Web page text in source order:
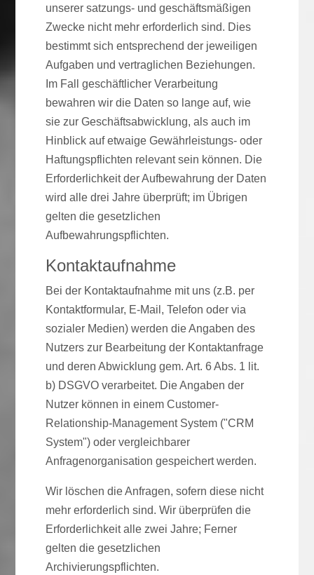
unserer satzungs- und geschäftsmäßigen
Zwecke nicht mehr erforderlich sind. Dies
bestimmt sich entsprechend der jeweiligen
Aufgaben und vertraglichen Beziehungen.
Im Fall geschäftlicher Verarbeitung
bewahren wir die Daten so lange auf, wie
sie zur Geschäftsabwicklung, als auch im
Hinblick auf etwaige Gewährleistungs- oder
Haftungspflichten relevant sein können. Die
Erforderlichkeit der Aufbewahrung der Daten
wird alle drei Jahre überprüft; im Übrigen
gelten die gesetzlichen
Aufbewahrungspflichten.
Kontaktaufnahme
Bei der Kontaktaufnahme mit uns (z.B. per
Kontaktformular, E-Mail, Telefon oder via
sozialer Medien) werden die Angaben des
Nutzers zur Bearbeitung der Kontaktanfrage
und deren Abwicklung gem. Art. 6 Abs. 1 lit.
b) DSGVO verarbeitet. Die Angaben der
Nutzer können in einem Customer-
Relationship-Management System ("CRM
System") oder vergleichbarer
Anfragenorganisation gespeichert werden.
Wir löschen die Anfragen, sofern diese nicht
mehr erforderlich sind. Wir überprüfen die
Erforderlichkeit alle zwei Jahre; Ferner
gelten die gesetzlichen
Archivierungspflichten.